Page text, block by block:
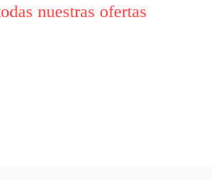
nuestras ofertas